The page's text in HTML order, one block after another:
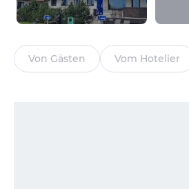
Von Gästen Vom Hotelier